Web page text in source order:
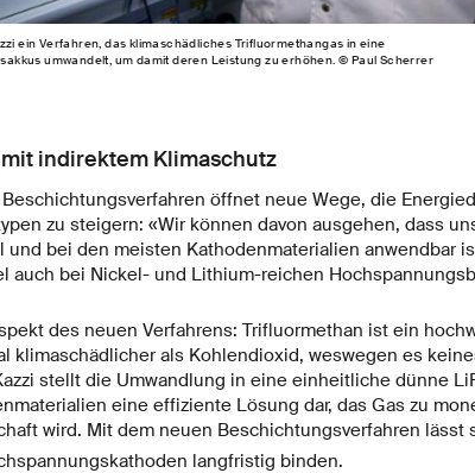
ein Verfahren, das klimaschädliches Trifluormethangas in eine
umwandelt, um damit deren Leistung zu erhöhen. © Paul Scherrer
indirektem Klimaschutz
öffnet neue Wege, die
zu steigern: «Wir können davon ausgehen, dass
bei den meisten Kathodenmaterialien anwendbar
auch bei Nickel- und Lithium-reichen
des neuen Verfahrens: Trifluormethan ist ein
klimaschädlicher als Kohlendioxid, weswegen es
stellt die Umwandlung in eine einheitliche dünne
eine effiziente Lösung dar, das Gas zu
wird. Mit dem neuen Beschichtungsverfahren lässt
langfristig binden.